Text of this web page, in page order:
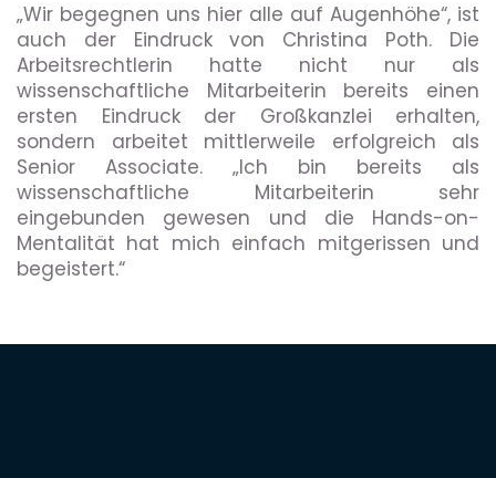
„Wir begegnen uns hier alle auf Augenhöhe“, ist
auch der Eindruck von Christina Poth. Die
Arbeitsrechtlerin hatte nicht nur als
wissenschaftliche Mitarbeiterin bereits einen
ersten Eindruck der Großkanzlei erhalten,
sondern arbeitet mittlerweile erfolgreich als
Senior Associate. „Ich bin bereits als
wissenschaftliche Mitarbeiterin sehr
eingebunden gewesen und die Hands-on-
Mentalität hat mich einfach mitgerissen und
begeistert.“